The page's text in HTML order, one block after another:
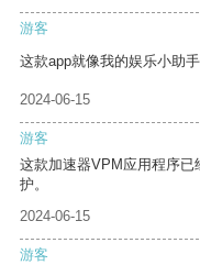
游客
这款app就像我的娱乐小助
2024-06-15
游客
这款加速器VPM应用程序
护。
2024-06-15
游客